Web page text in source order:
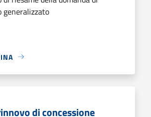
generalizzato
di concessione